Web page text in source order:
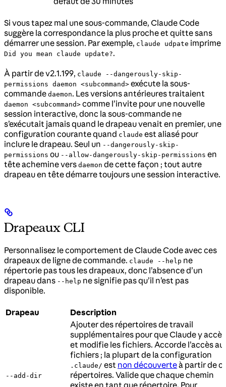
Si vous tapez mal une sous-commande, Claude Code
suggère la correspondance la plus proche et quitte sans
démarrer une session. Par exemple, claude udpate imprime
Did you mean claude update?.
À partir de v2.1.199, claude --dangerously-skip-
permissions daemon <subcommand> exécute la sous-
commande daemon. Les versions antérieures traitaient
daemon <subcommand> comme l’invite pour une nouvelle
session interactive, donc la sous-commande ne
s’exécutait jamais quand le drapeau venait en premier, une
configuration courante quand claude est aliasé pour
inclure le drapeau. Seul un --dangerously-skip-
permissions ou --allow-dangerously-skip-permissions en
tête achemine vers daemon de cette façon ; tout autre
drapeau en tête démarre toujours une session interactive.
Drapeaux CLI
Personnalisez le comportement de Claude Code avec ces
drapeaux de ligne de commande. claude --help ne
répertorie pas tous les drapeaux, donc l’absence d’un
drapeau dans --help ne signifie pas qu’il n’est pas
disponible.
Drapeau Description
--add-dir
Ajouter des répertoires de travail
supplémentaires pour que Claude y
et modifie les fichiers. Accorde l’accès
fichiers ; la plupart de la configuration
.claude/ est non découverteà partir de
répertoires. Valide que chaque chemin